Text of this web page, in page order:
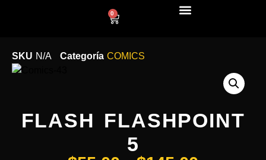
0
SKU N/A Categoría COMICS
FLASH FLASHPOINT
5